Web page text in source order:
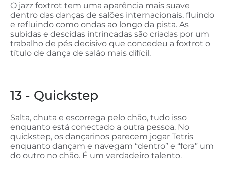
O jazz foxtrot tem uma aparência mais suave
dentro das danças de salões internacionais, fluindo
e refluindo como ondas ao longo da pista. As
subidas e descidas intrincadas são criadas por um
trabalho de pés decisivo que concedeu a foxtrot o
título de dança de salão mais difícil.
13 - Quickstep
Salta, chuta e escorrega pelo chão, tudo isso
enquanto está conectado a outra pessoa. No
quickstep, os dançarinos parecem jogar Tetris
enquanto dançam e navegam “dentro” e “fora” um
do outro no chão. É um verdadeiro talento.